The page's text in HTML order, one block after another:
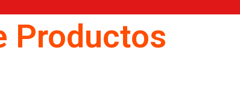
Productos